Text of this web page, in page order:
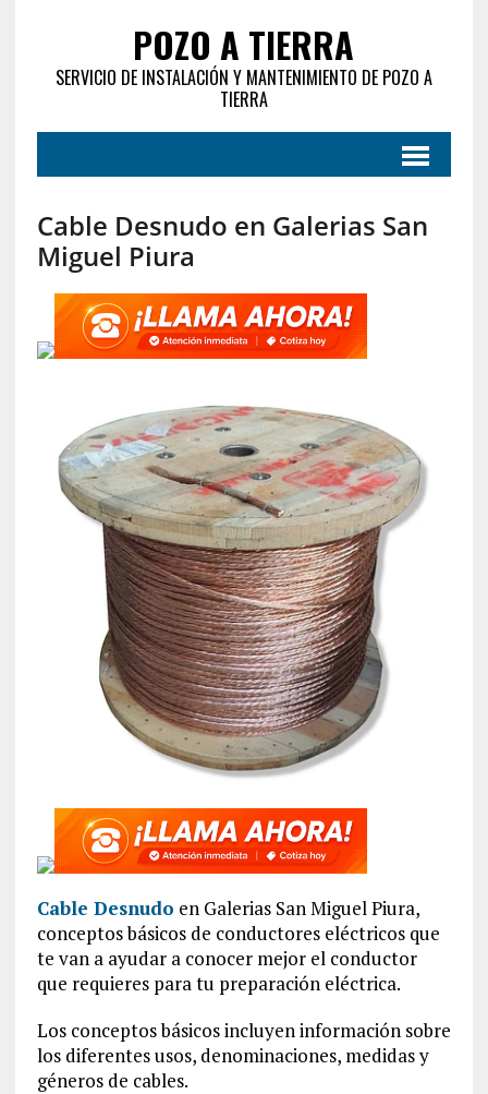
POZO A TIERRA
SERVICIO DE INSTALACIÓN Y MANTENIMIENTO DE POZO A
TIERRA
Cable Desnudo en Galerias San
Miguel Piura
Cable Desnudo en Galerias San Miguel Piura,
conceptos básicos de conductores eléctricos que
te van a ayudar a conocer mejor el conductor
que requieres para tu preparación eléctrica.
Los conceptos básicos incluyen información sobre
los diferentes usos, denominaciones, medidas y
géneros de cables.